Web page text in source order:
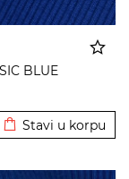
BLUE
Stavi u korpu